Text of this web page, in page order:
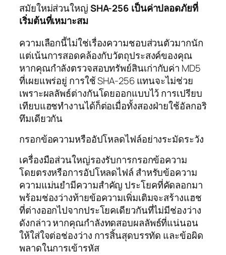
สมัยใหม่ส่วนใหญ่SHA-256 เป็นค่าปลอดภัยที่
เริ่มต้นที่เหมาะสม
ความเลือกนี้ไม่ใช่เรื่องความชอบส่วนตัวมากนัก
แต่เน้นการสอดคล้องกับวัตถุประสงค์ของคุณ
หากคุณกำลังตรวจสอบทรัพย์สินเก่ากับค่า MD5
ที่เผยแพร่อยู่ การใช้ SHA-256 แทนจะไม่ช่วย
เพราะผลลัพธ์ต่างกันโดยออกแบบไว้ การเปรียบ
เทียบแฮชทำงานได้ก็ต่อเมื่อทั้งสองฝ่ายใช้อัลกอริ
ทึมเดียวกัน
กรอกข้อความหรืออัปโหลดไฟล์อย่างระมัดระวัง
เครื่องมือส่วนใหญ่รองรับการกรอกข้อความ
โดยตรงหรือการอัปโหลดไฟล์ สำหรับข้อความ
ความแม่นยำมีความสำคัญ ประโยคที่คัดลอกมา
พร้อมช่องว่างท้ายข้อความเพิ่มเติมจะสร้างแฮช
ที่ต่างออกไปจากประโยคเดียวกันที่ไม่มีช่องว่าง
ดังกล่าว หากคุณกำลังทดสอบผลลัพธ์ที่แน่นอน
ให้ใส่ใจต่อช่องว่าง การสิ้นสุดบรรทัด และข้อผิด
พลาดในการเข้ารหัส